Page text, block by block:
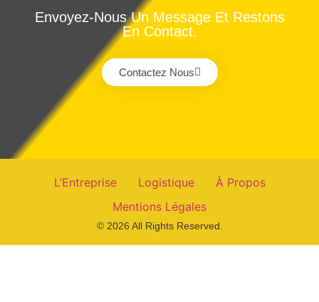
Envoyez-Nous Un Message Et Restons
En Contact.
Contactez Nous
L’Entreprise Logistique
À Propos
Mentions Légales
© 2026 All Rights Reserved.